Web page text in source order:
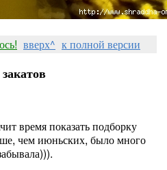
вверх^ к полной версии
время показать подборку
чем июньских, было много